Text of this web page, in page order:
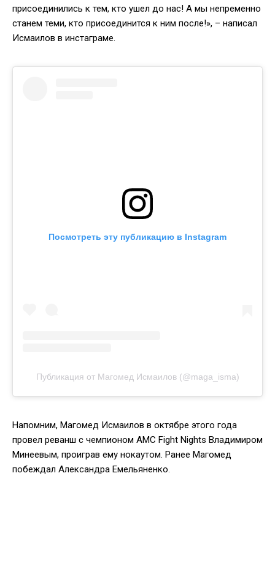
присоединились к тем, кто ушел до нас! А мы непременно
станем теми, кто присоединится к ним после!», – написал
Исмаилов в инстаграме.
Посмотреть эту публикацию в Instagram
Публикация от Магомед Исмаилов (@maga_isma)
Напомним, Магомед Исмаилов в октябре этого года
провел реванш с чемпионом AMC Fight Nights Владимиром
Минеевым, проиграв ему нокаутом. Ранее Магомед
побеждал Александра Емельяненко.